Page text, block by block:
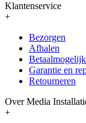
Klantenservice
+
Bezorgen
Afhalen
Garantie en
Retourneren
Over Media
+